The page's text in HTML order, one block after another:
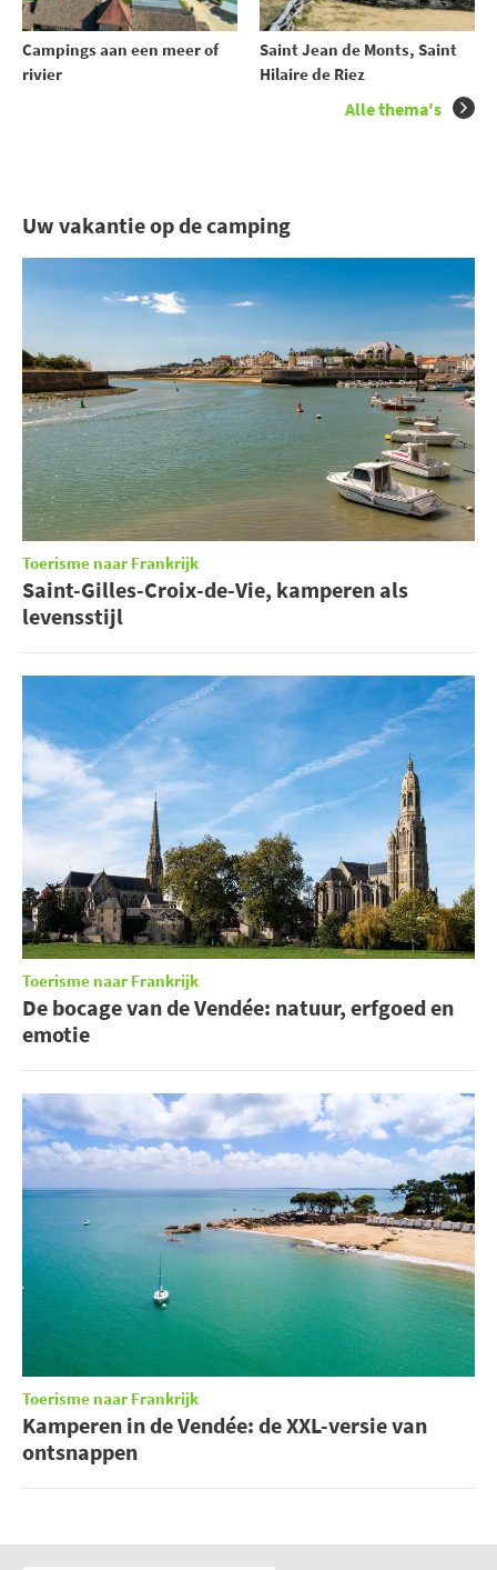
Campings aan een meer of
rivier
Saint Jean de Monts, Saint
Hilaire de Riez
Alle thema's
Uw vakantie op de camping
Toerisme naar Frankrijk
Saint-Gilles-Croix-de-Vie, kamperen als
levensstijl
Toerisme naar Frankrijk
De bocage van de Vendée: natuur, erfgoed en
emotie
Toerisme naar Frankrijk
Kamperen in de Vendée: de XXL-versie van
ontsnappen